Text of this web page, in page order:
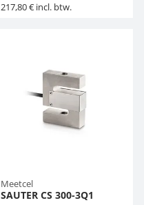
217,80 € incl. btw.
Meetcel
SAUTER CS 300-3Q1